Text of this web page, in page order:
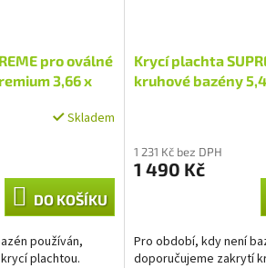
pro oválné
3,66 x
Skladem
DO KOŠÍKU
používán,
plachtou.
Krycí plachta
kruhové bazény
1 231 Kč bez DPH
1 490 Kč
Pro období, kdy není
doporučujeme zakrytí